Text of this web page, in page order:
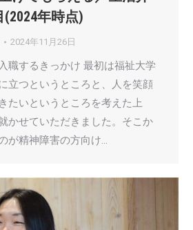
年時点)
2024年11月26日
するきっかけ 最初は福祉大学
立つというところと、人を笑顔
たいというところを考えた上
かせていただきました。そこか
が精神障害の方向け…